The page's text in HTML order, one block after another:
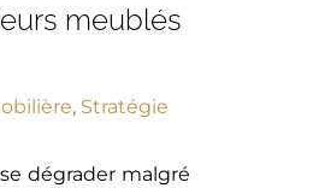
meublés
, Stratégie
dégrader malgré